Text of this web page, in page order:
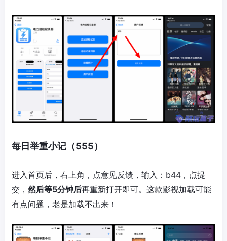
每日举重小记（555）
进入首页后，右上角，点意见反馈，输入：b44，点提
交， 然后等5分钟后再重新打开即可。这款影视加载可能
有点问题，老是加载不出来！